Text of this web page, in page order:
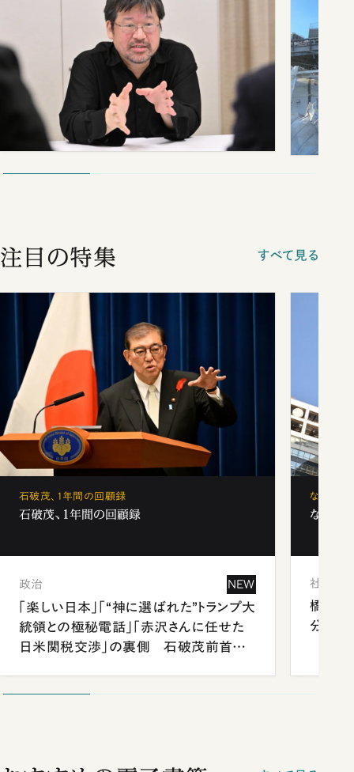
注目の特集 すべて見る
石破茂、1年間の回顧録
石破茂、1年間の回顧録
政治 NEW
「楽しい日本」「“神に選ばれた”トランプ大
統領との極秘電話」「赤沢さんに任せた
日米関税交渉」の裏側 石破茂前首相
なぜ「フ
なぜ「
社会
橋本愛
分 佐